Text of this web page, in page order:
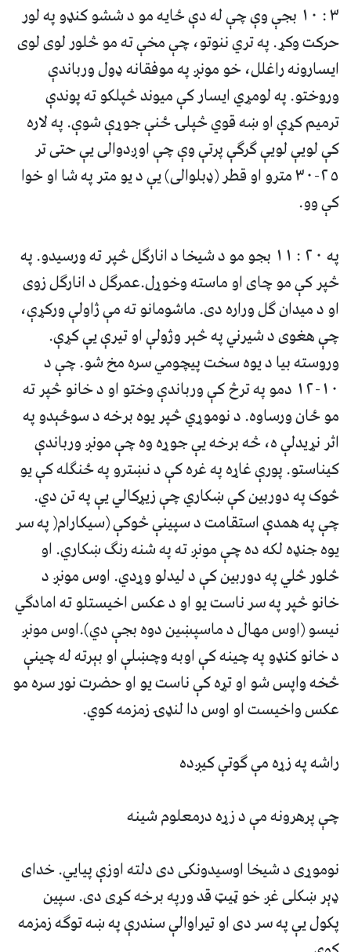
٣ : ١٠ بجې وې چې له دې ځايه مو د ششو کنډو په لور
حرکت وکړ. په تري ننوتو، چې مخې ته مو څلور لوى لوى
ايسارونه راغلل، خو مونږ په موفقانه ډول ورباندې
وروختو. په لومړي ايسار کې ميوند څپلکو ته پوندې
ترميم کړې او ښه قوي څپلۍ ځنې جوړې شوې. په لاره
کې لويې لويې گرگې پرتې وې چې اوږدوالى يې حتى تر
٢٥-٣٠ مترو او قطر (ډبلوالى) يې د يو متر په شا او خوا
کې وو.
په ٢٠ : ١١ بجو مو د شيخا د انارگل څپر ته ورسيدو. په
څپر کې مو چاى او ماسته وخوړل.عمرگل د انارگل زوى
او د ميدان گل وراره دى. ماشومانو ته مې ژاولې ورکړې،
چې هغوى د شيرني په څېر وژولې او تيرې يې کړې.
وروسته بيا د يوه سخت پيچومي سره مخ شو. چې د
١٠-١٢ دمو په ترڅ کې ورباندې وختو او د خانو څپر ته
مو ځان ورساوه. د نوموړي څپر يوه برخه د سوځېدو په
اثر نړيدلې ه، څه برخه يې جوړه وه چې مونږ ورباندې
کيناستو. پورې غاړه په غره کې د نښترو په ځنگله کې يو
څوک په دوربين کې ښکاري چې زيړکالي يې په تن دي.
چې په همدې استقامت د سپينې څوکې (سيکارام( په سر
يوه جنډه لکه ده چې مونږ ته په شنه رنگ ښکاري. او
څلور څلي په دوربين کې د ليدلو وړدي. اوس مونږ د
خانو څپر په سر ناست يو او د عکس اخيستلو ته امادگي
نيسو (اوس مهال د ماسپښين دوه بجې دي).اوس مونږ
د خانو کنډو په چينه کې اوبه وچښلې او بېرته له چينې
څخه واپس شو او تړه کې ناست يو او حضرت نور سره مو
عکس واخيست او اوس دا لنډۍ زمزمه کوي.
راشه په زړه مې گوتې کيږده
چې پرهرونه مې د زړه درمعلوم شينه
نوموړى د شيخا اوسيدونکى دى دلته اوزې پيايي. خداى
ډېر ښکلى غږ خو ټيټ قد ورپه برخه کړى دى. سپين
پکول يې په سر دى او تيراوالې سندرې په ښه توگه زمزمه